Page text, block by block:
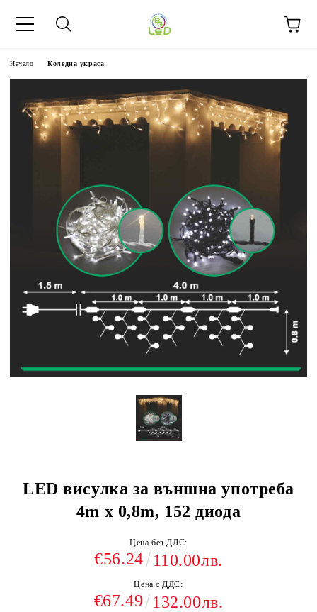
Начало Коледна украса
LED висулка за външна употреба
4m x 0,8m, 152 диода
Цена без ДДС:
€56.24 110.00лв.
Цена с ДДС:
€67.49 132.00лв.